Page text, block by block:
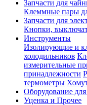
Запчасти для
Клеммные пары
Запчасти для
Кнопки,
Инструменты
Изолирующие и
холодильников
измерительные
принадлежности
термометры
Оборудование
Уценка и Прочее